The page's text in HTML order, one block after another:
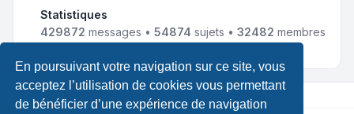
En poursuivant votre navigation sur ce site, vous
acceptez l’utilisation de cookies vous permettant
de bénéficier d’une expérience de navigation
Statistiques
429872 messages • 54874 sujets • 32482 membres